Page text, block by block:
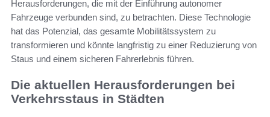
Herausforderungen, die mit der Einführung autonomer
Fahrzeuge verbunden sind, zu betrachten. Diese Technologie
hat das Potenzial, das gesamte Mobilitätssystem zu
transformieren und könnte langfristig zu einer Reduzierung von
Staus und einem sicheren Fahrerlebnis führen.
Die aktuellen Herausforderungen bei
Verkehrsstaus in Städten